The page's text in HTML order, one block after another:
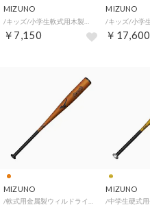
MIZUNO
￥7,150
MIZUNO
￥17,600
MIZUNO MIZUNO